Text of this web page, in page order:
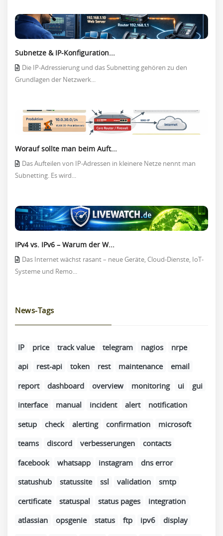
Subnetze & IP-Konfiguration...
Die IP-Adressierung und das Subnetting gehören zu den
Grundlagen der Netzwerk...
Worauf sollte man beim Auft...
Das Aufteilen von IP-Adressen in kleinere Netze nennt man
Subnetting. Es wird...
IPv4 vs. IPv6 – Warum der W...
Das Internet wächst rasant – neue Geräte, Cloud-Dienste, IoT-
Systeme und Remo...
News-Tags
IP price track value telegram nagios
nrpe
api
rest-api token rest maintenance
email
report
dashboard overview monitoring ui
gui
interface
manual incident alert
notification
setup
check alerting confirmation
microsoft
teams
discord verbesserungen
contacts
facebook
whatsapp instagram
dns error
statushub
statussite ssl validation
smtp
certificate
statuspal status pages
integration
atlassian
opsgenie status ftp ipv6
display